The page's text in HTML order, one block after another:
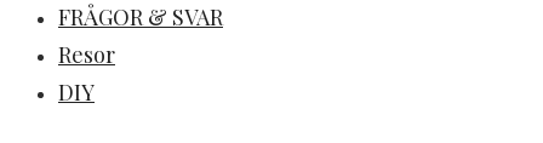
FRÅGOR & SVAR
Resor
DIY